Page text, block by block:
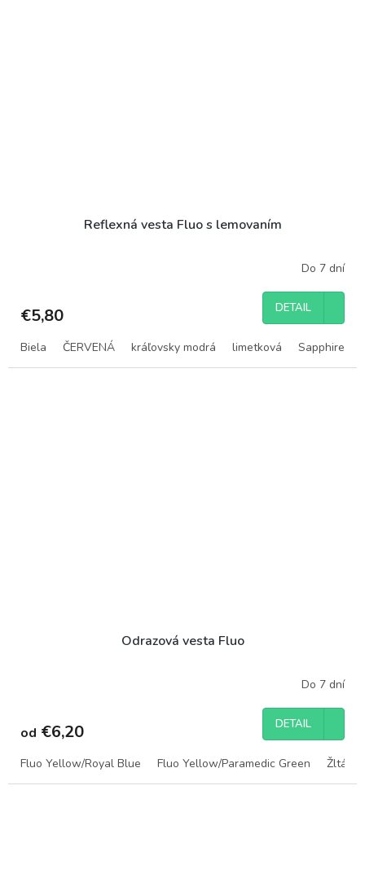
Reflexná vesta Fluo s lemovaním
Do 7 dní
€5,80 DETAIL
Biela ČERVENÁ kráľovsky modrá limetková Sapphire
Odrazová vesta Fluo
Do 7 dní
od €6,20 DETAIL
Fluo Yellow/Royal Blue Fluo Yellow/Paramedic Green Žltá